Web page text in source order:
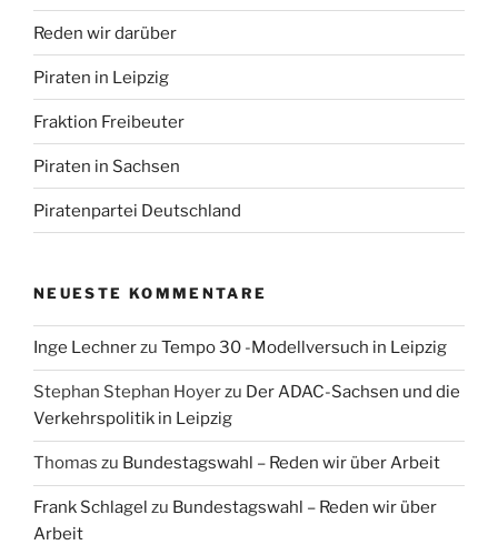
Reden wir darüber
Piraten in Leipzig
Fraktion Freibeuter
Piraten in Sachsen
Piratenpartei Deutschland
NEUESTE KOMMENTARE
Inge Lechnerzu Tempo 30 -Modellversuch in Leipzig
Stephan Stephan Hoyerzu Der ADAC-Sachsen und die
Verkehrspolitik in Leipzig
Thomas zu Bundestagswahl – Reden wir über Arbeit
Frank Schlagel zu Bundestagswahl – Reden wir über
Arbeit